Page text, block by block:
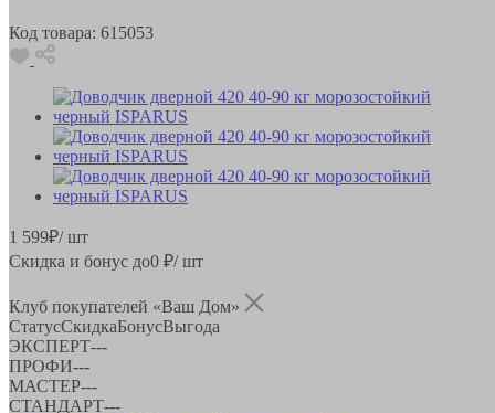
Код товара: 615053
1 599₽/ шт
Скидка и бонус до0 ₽/ шт
Клуб покупателей «Ваш Дом»
СтатусСкидкаБонусВыгода
ЭКСПЕРТ---
ПРОФИ---
МАСТЕР---
СТАНДАРТ---